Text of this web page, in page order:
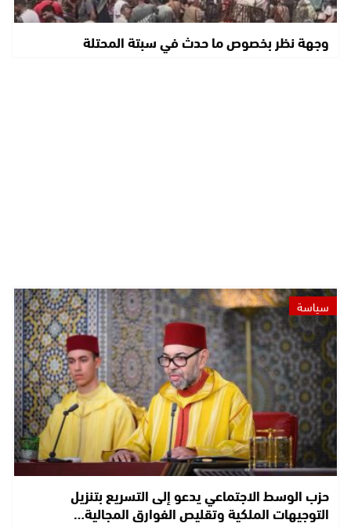
وجهة نظر بخصوص ما حدث في سبتة المحتلة
سياسة
حزب الوسط الاجتماعي يدعو إلى التسريع بتنزيل
التوجيهات الملكية وتقليص الفوارق المجالية…